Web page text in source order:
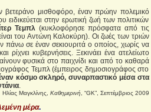
βετεράνο μισθοφόρο, έναν πρώην πολεμικό
στην ερωτική ζωή των πολιτικών
Τεμπλ (κυκλοφόρησε πρόσφατα από τις
του Αντώνη Καλοκύρη). Οι ζωές των τριών
πάνω σε έναν σεκιουριτά ο οποίος, χωρίς να
ρίχνει κυβερνήσεις. Ξεκινάει ένα ατελείωτο
φυσικά στο παιχνίδι και από το καθαρά
Τεμπλ (έμπειρος δημοσιογράφος στο
κόσμο σκληρό, συναρπαστικό μέσα στα
.
Ηλίας Μαγκλίνης, Καθημερινή , “GK”, Σεπτέμβριος 2009
μέρα.